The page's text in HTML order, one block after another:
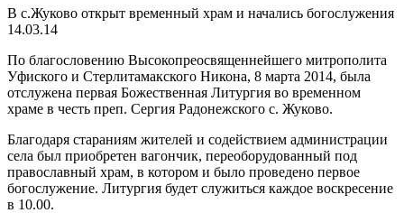
В с.Жуково открыт временный храм и начались богослужения
14.03.14
По благословению Высокопреосвященнейшего митрополита
Уфиского и Стерлитамакского Никона, 8 марта 2014, была
отслужена первая Божественная Литургия во временном
храме в честь преп. Сергия Радонежского с. Жуково.
Благодаря стараниям жителей и содействием администрации
села был приобретен вагончик, переоборудованный под
православный храм, в котором и было проведено первое
богослужение. Литургия будет служиться каждое воскресение
в 10.00.